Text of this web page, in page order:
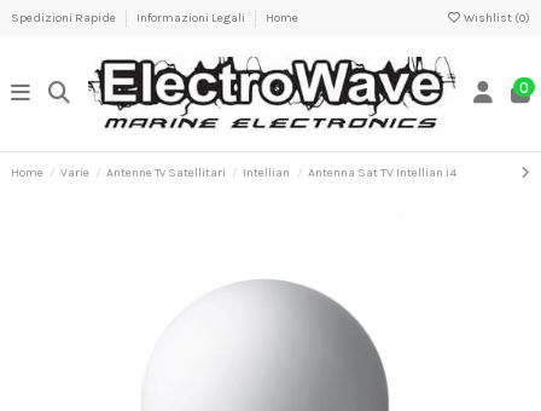
Spedizioni Rapide Informazioni Legali Home Wishlist (0)
0
Home Varie Antenne Tv Satellitari Intellian Antenna Sat TV Intellian i4